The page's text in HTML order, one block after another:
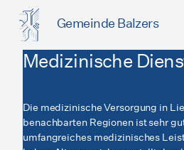
Gemeinde Balzers
Medizinische
Die medizinische Versorgung in
benachbarten Regionen ist sehr
umfangreiches medizinisches